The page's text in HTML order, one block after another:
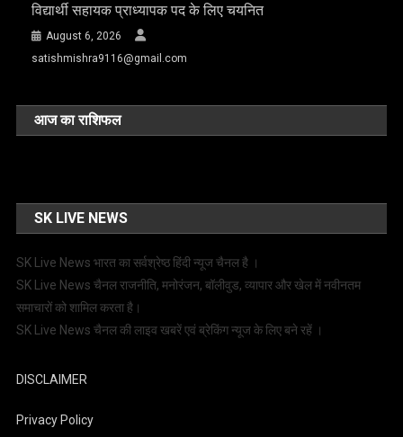
विद्यार्थी सहायक प्राध्यापक पद के लिए चयनित
August 6, 2026
satishmishra9116@gmail.com
आज का राशिफल
SK LIVE NEWS
SK Live News भारत का सर्वश्रेष्ठ हिंदी न्‍यूज चैनल है ।
SK Live News चैनल राजनीति, मनोरंजन, बॉलीवुड, व्यापार और खेल में नवीनतम
समाचारों को शामिल करता है।
SK Live News चैनल की लाइव खबरें एवं ब्रेकिंग न्यूज के लिए बने रहें ।
DISCLAIMER
Privacy Policy